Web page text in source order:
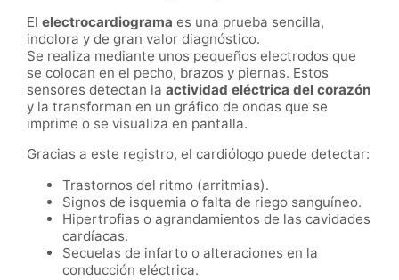
El electrocardiograma es una prueba sencilla,
indolora y de gran valor diagnóstico.
Se realiza mediante unos pequeños electrodos que
se colocan en el pecho, brazos y piernas. Estos
sensores detectan la actividad eléctrica del corazón
y la transforman en un gráfico de ondas que se
imprime o se visualiza en pantalla.
Gracias a este registro, el cardiólogo puede detectar:
Trastornos del ritmo (arritmias).
Signos de isquemia o falta de riego sanguíneo.
Hipertrofias o agrandamientos de las cavidades
cardíacas.
Secuelas de infarto o alteraciones en la
conducción eléctrica.